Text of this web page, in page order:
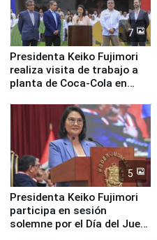
7
Presidenta Keiko Fujimori
realiza visita de trabajo a
planta de Coca-Cola en
5
Presidenta Keiko Fujimori
participa en sesión
solemne por el Día del Juez